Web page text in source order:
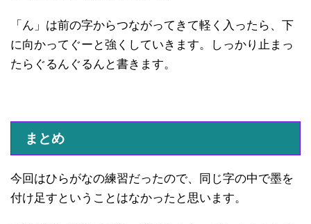
「ん」は前の字からつながってきて軽く入ったら、下
に向かってぐーと強くしていきます。しっかり止まっ
たらぐるんぐるんと書きます。
まとめ
今回はひらがなの練習だったので、同じ字の中で墨を
付け足すということはなかったと思います。